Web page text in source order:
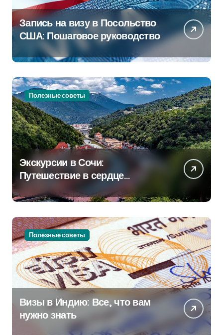
Запись на визу в Посольство
США: Пошаговое руководство
Полезные советы
Экскурсии в Сочи:
Путешествие в сердце
Черноморского курорта
Полезные советы
Визы в Индию: Все, что вам
нужно знать